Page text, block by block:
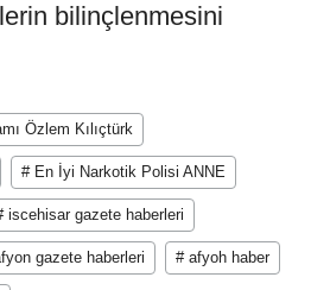
bilinçlenmesini
Özlem Kılıçtürk
# En İyi Narkotik Polisi ANNE
iscehisar gazete haberleri
gazete haberleri # afyoh haber